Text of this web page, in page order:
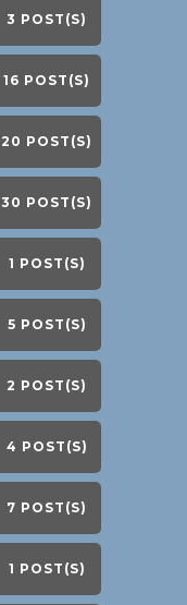
3 POST(S)
16 POST(S)
20 POST(S)
30 POST(S)
1 POST(S)
5 POST(S)
2 POST(S)
4 POST(S)
7 POST(S)
1 POST(S)